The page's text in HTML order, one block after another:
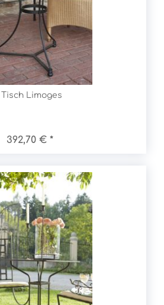
Tisch Limoges
392,70 € *